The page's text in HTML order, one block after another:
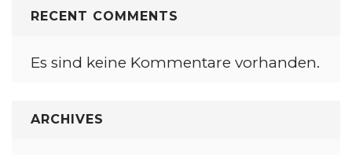
RECENT COMMENTS
Es sind keine Kommentare vorhanden.
ARCHIVES